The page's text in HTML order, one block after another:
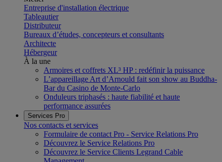
Entreprise d'installation électrique
Tableautier
Distributeur
Bureaux d’études, concepteurs et consultants
Architecte
Hébergeur
À la une
Armoires et coffrets XL³ HP : redéfinir la puissance
L’appareillage Art d’Arnould fait son show au Buddha-
Bar du Casino de Monte-Carlo
Onduleurs triphasés : haute fiabilité et haute
performance assurées
Services Pro
Nos contacts et services
Formulaire de contact Pro - Service Relations Pro
Découvrez le Service Relations Pro
Découvrez le Service Clients Legrand Cable